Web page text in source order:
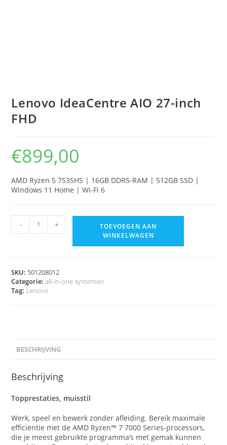
Lenovo IdeaCentre AIO 27-inch
FHD
€899,00
AMD Ryzen 5 7535HS | 16GB DDR5-RAM | 512GB SSD |
Windows 11 Home | Wi-Fi 6
- +
TOEVOEGEN AAN
WINKELWAGEN
SKU: 501208012
Categorie:all-in-one systemen
Tag: Lenovo
BESCHRIJVING
Beschrijving
Topprestaties, muisstil
Werk, speel en bewerk zonder afleiding. Bereik maximale
efficiëntie met de AMD Ryzen™ 7 7000 Series-processors,
die je meest gebruikte programma’s met gemak kunnen